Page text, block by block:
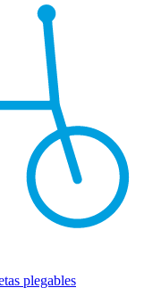
plegables